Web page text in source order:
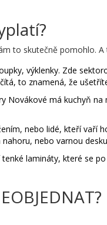
to skutečně pomohlo.
výklenky. Zde
to znamená, že
Novákové má kuchyň
nebo lidé, kteří vaří
nebo varnou
lamináty, které se